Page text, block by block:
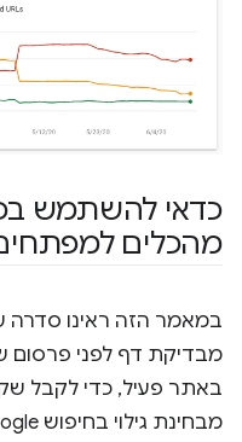
כדאי להשתמש
מהכלים
במאמר הזה ראינו סדרה
מבדיקת דף לפני פרסום
באתר פעיל, כדי לקבל